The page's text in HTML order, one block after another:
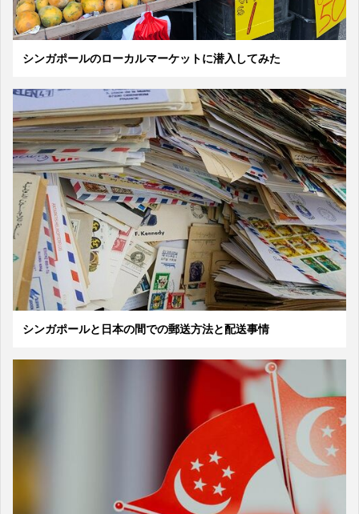
シンガポールのローカルマーケットに潜入してみた
シンガポールと日本の間での郵送方法と配送事情